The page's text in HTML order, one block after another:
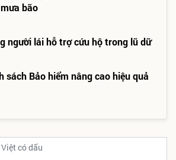
bão
người lái hỗ trợ cứu hộ trong lũ dữ
sách Bảo hiểm nâng cao hiệu quả